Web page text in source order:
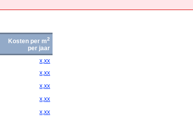
Kosten per m2
per jaar
x,xx
x,xx
x,xx
x,xx
x,xx